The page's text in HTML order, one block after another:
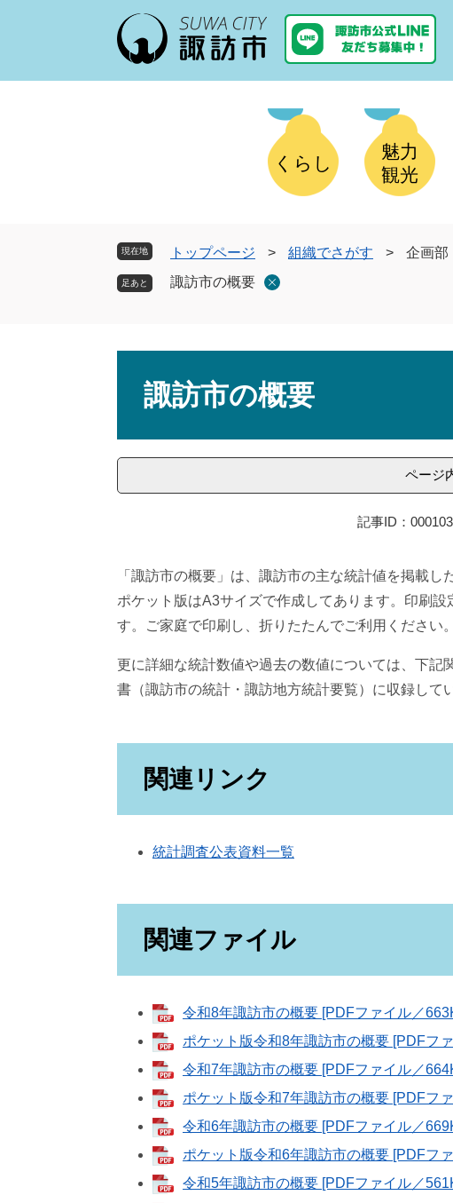
くらし
魅力
観光
現在地 トップページ > 組織でさがす > 企画部
諏訪市の概要
諏訪市の概要
ページ
記事ID：
「諏訪市の概要」は、諏訪市の主な統計値を掲載し
ポケット版はA3サイズで作成してあります。印刷
す。ご家庭で印刷し、折りたたんでご利用ください。
更に詳細な統計数値や過去の数値については、下
書（諏訪市の統計・諏訪地方統計要覧）に収録して
関連リンク
統計調査公表資料一覧
関連ファイル
令和8年諏訪市の概要 [PDFファイル／
ポケット版令和8年諏訪市の概要 [PDFフ
令和7年諏訪市の概要 [PDFファイル／
ポケット版令和7年諏訪市の概要 [PDFフ
令和6年諏訪市の概要 [PDFファイル／
ポケット版令和6年諏訪市の概要 [PDFフ
令和5年諏訪市の概要 [PDFファイル／